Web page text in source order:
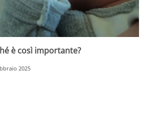
è così importante?
2025